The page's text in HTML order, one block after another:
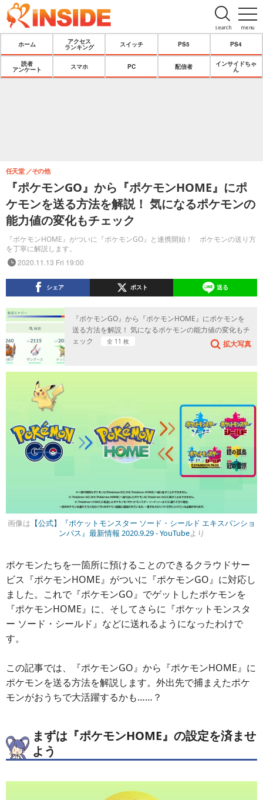
menu
search
ホーム
アクセス
ランキング
スイッチ PS5 PS4
読者
アンケート
スマホ PC 配信者
インサイドちゃ
ん
『ポケモンGO』から『ポケモンHOME』にポ
ケモンを送る方法を解説！ 気になるポケモンの
能力値の変化もチェック
『ポケモンHOME』がついに『ポケモンGO』と連携開始！ ポケモンの送り方
を丁寧に解説します。
任天堂 その他
2020.11.13 Fri 19:00
シェア ポスト 送る
『ポケモンGO』から『ポケモンHOME』にポケモンを
送る方法を解説！ 気になるポケモンの能力値の変化もチ
ェック
全 11 枚 拡大写真
画像は 【公式】『ポケットモンスター ソード・シールド エキスパンショ
ンパス』最新情報 2020.9.29 - YouTubeより
ポケモンたちを一箇所に預けることのできるクラウドサー
ビス『ポケモンHOME』がついに『ポケモンGO』に対応し
ました。これで『ポケモンGO』でゲットしたポケモンを
『ポケモンHOME』に、そしてさらに『ポケットモンスタ
ー ソード・シールド』などに送れるようになったわけで
す。
この記事では、『ポケモンGO』から『ポケモンHOME』に
ポケモンを送る方法を解説します。外出先で捕まえたポケ
モンがおうちで大活躍するかも……？
まずは『ポケモンHOME』の設定を済ませ
よう